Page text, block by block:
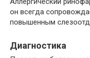
он всегда
повышенным
Диагностика